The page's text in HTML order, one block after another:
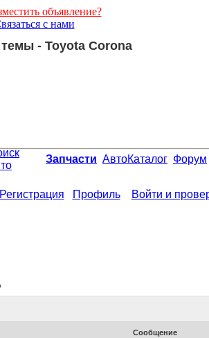
объявление?
с нами
- Toyota Corona
Запчасти АвтоКаталог Форум
Регистрация Профиль Войти и
Сообщение